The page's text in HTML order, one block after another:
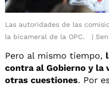
Las autoridades de las
la bicameral de la OPC.
Pero al mismo tiempo,
contra al Gobierno y la
otras cuestiones. Por